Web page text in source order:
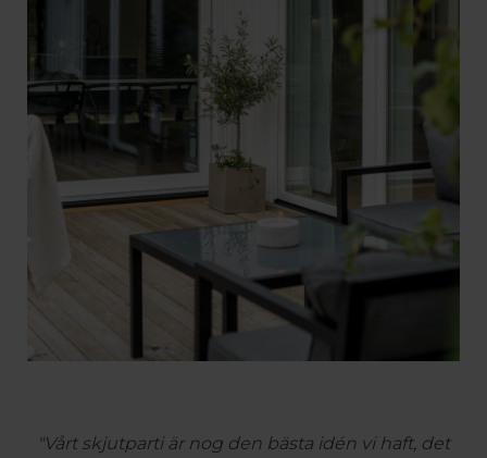
"Vårt skjutparti är nog den bästa idén vi haft, det